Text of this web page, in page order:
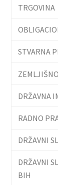
TRGOVINA
STVARNA
DRŽAVNA
RADNO
DRŽAVNI
DRŽAVNI
BIH